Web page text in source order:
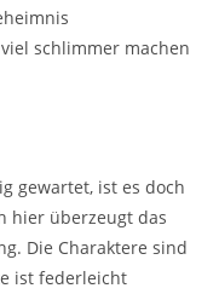
schlimmer machen
gewartet, ist es doch
hier überzeugt das
Die Charaktere sind
ist federleicht